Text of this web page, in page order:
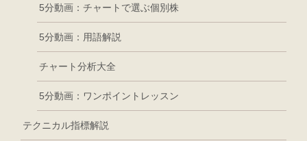
5分動画：チャートで選ぶ個別株
5分動画：用語解説
チャート分析大全
5分動画：ワンポイントレッスン
テクニカル指標解説